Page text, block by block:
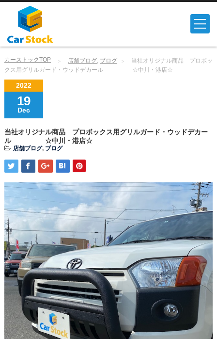
カーストックTOP 店舗ブログ, ブログ
当社オリジナル商品 プロボッ
クス用グリルガード・ウッドデカール ☆中川・港店☆
2022
19
Dec
当社オリジナル商品 プロボックス用グリルガード・ウッドデカー
ル ☆中川・港店☆
店舗ブログ, ブログ